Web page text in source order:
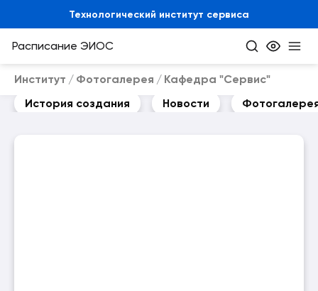
Технологический институт сервиса
Расписание ЭИОС
Институт Фотогалерея
Кафедра "Сервис"
История создания
Новости